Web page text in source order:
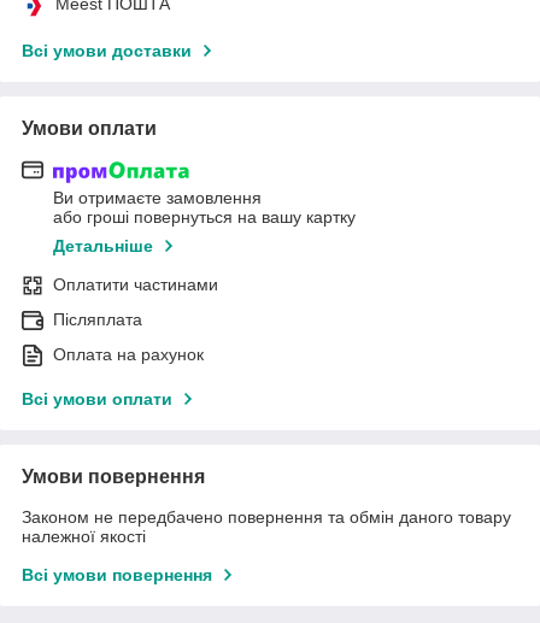
Всі умови доставки
Умови оплати
Ви отримаєте замовлення
або гроші повернуться на вашу картку
Детальніше
Оплатити частинами
Післяплата
Оплата на рахунок
Всі умови оплати
Умови повернення
Законом не передбачено повернення та обмін даного товару
належної якості
Всі умови повернення